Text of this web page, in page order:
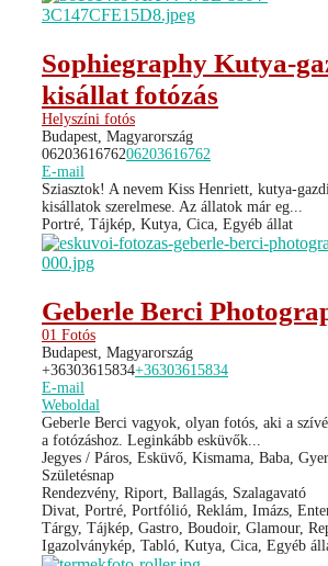
Sophiegraphy Kutya-
kisállat fotózás
Helyszíni fotós
Budapest, Magyarország
0620361676206203616762
E-mail
Sziasztok! A nevem Kiss Henriett, kutya-
kisállatok szerelmese. Az állatok már eg...
Portré, Tájkép, Kutya, Cica, Egyéb állat
Geberle Berci
01 Fotós
Budapest, Magyarország
+36303615834+36303615834
E-mail
Weboldal
Geberle Berci vagyok, olyan fotós, aki a
a fotózáshoz. Leginkább esküvők...
Jegyes / Páros, Esküvő, Kismama, Baba,
Születésnap
Rendezvény, Riport, Ballagás, Szalagavató
Divat, Portré, Portfólió, Reklám, Imázs,
Tárgy, Tájkép, Gastro, Boudoir, Glamour,
Igazolványkép, Tabló, Kutya, Cica, Egyéb